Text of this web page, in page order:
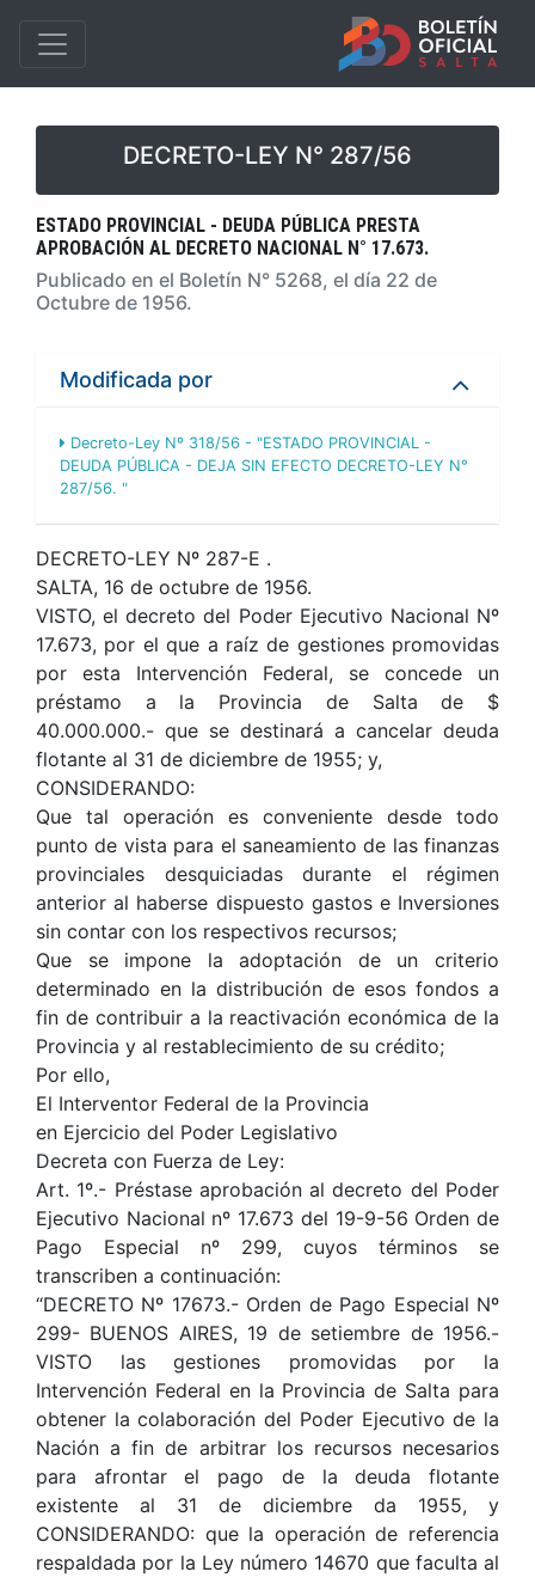
DECRETO-LEY N° 287/56
ESTADO PROVINCIAL - DEUDA PÚBLICA PRESTA
APROBACIÓN AL DECRETO NACIONAL N° 17.673.
Publicado en el Boletín N° 5268, el día 22 de
Octubre de 1956.
Modificada por
Decreto-Ley Nº 318/56 - "ESTADO PROVINCIAL -
DEUDA PÚBLICA - DEJA SIN EFECTO DECRETO-LEY N°
287/56. "
DECRETO-LEY Nº 287-E .
SALTA, 16 de octubre de 1956.
VISTO, el decreto del Poder Ejecutivo Nacional Nº
17.673, por el que a raíz de gestiones promovidas
por esta Intervención Federal, se concede un
préstamo a la Provincia de Salta de $
40.000.000.- que se destinará a cancelar deuda
flotante al 31 de diciembre de 1955; y,
CONSIDERANDO:
Que tal operación es conveniente desde todo
punto de vista para el saneamiento de las finanzas
provinciales desquiciadas durante el régimen
anterior al haberse dispuesto gastos e Inversiones
sin contar con los respectivos recursos;
Que se impone la adoptación de un criterio
determinado en la distribución de esos fondos a
fin de contribuir a la reactivación económica de la
Provincia y al restablecimiento de su crédito;
Por ello,
El Interventor Federal de la Provincia
en Ejercicio del Poder Legislativo
Decreta con Fuerza de Ley:
Art. 1º.- Préstase aprobación al decreto del Poder
Ejecutivo Nacional nº 17.673 del 19-9-56 Orden de
Pago Especial nº 299, cuyos términos se
transcriben a continuación:
“DECRETO Nº 17673.- Orden de Pago Especial Nº
299- BUENOS AIRES, 19 de setiembre de 1956.-
VISTO las gestiones promovidas por la
Intervención Federal en la Provincia de Salta para
obtener la colaboración del Poder Ejecutivo de la
Nación a fin de arbitrar los recursos necesarios
para afrontar el pago de la deuda flotante
existente al 31 de diciembre da 1955, y
CONSIDERANDO: que la operación de referencia
respaldada por la Ley número 14670 que faculta al